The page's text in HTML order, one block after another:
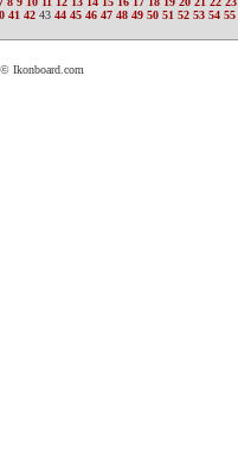
41 42 43 44 45 46 47 48 49 50 51 52 53 54 55
© Ikonboard.com